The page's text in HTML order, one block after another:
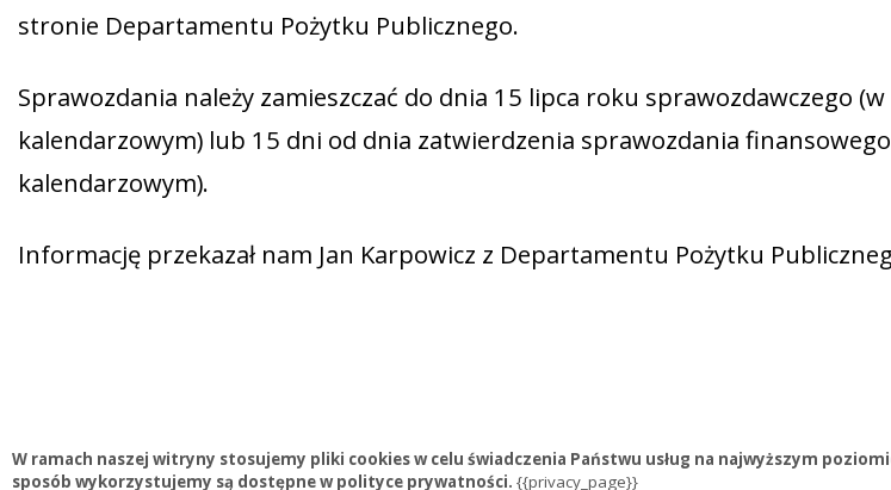
stronie Departamentu Pożytku Publicznego.
Sprawozdania należy zamieszczać do dnia 15 lipca roku sprawozdawczego
kalendarzowym) lub 15 dni od dnia zatwierdzenia sprawozdania
kalendarzowym).
Informację przekazał nam Jan Karpowicz z Departamentu Pożytku
W ramach naszej witryny stosujemy pliki cookies w celu świadczenia Państwu usług na najwyższym
sposób wykorzystujemy są dostępne w polityce prywatności. {{privacy_page}}